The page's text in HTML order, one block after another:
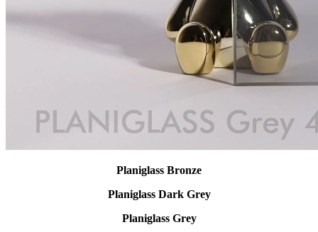
Planiglass Bronze
Planiglass Dark Grey
Planiglass Grey